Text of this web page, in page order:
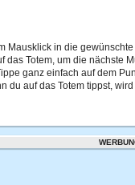
Mausklick in die
das Totem, um die nächste
ganz einfach auf dem
du auf das Totem tippst,